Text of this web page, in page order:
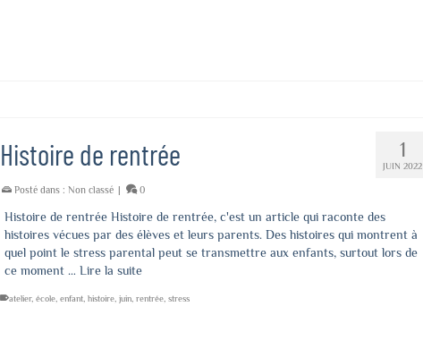
1
JUIN 2022
Histoire de rentrée
Posté dans : Non classé 0
Histoire de rentrée Histoire de rentrée, c'est un article qui raconte des
histoires vécues par des élèves et leurs parents. Des histoires qui montrent à
quel point le stress parental peut se transmettre aux enfants, surtout lors de
ce moment … Lire la suite
atelier, école, enfant, histoire, juin, rentrée, stress